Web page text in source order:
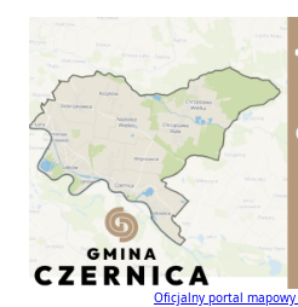
Oficjalny portal mapowy